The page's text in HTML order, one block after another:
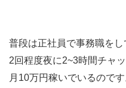
普段は正社員で事務職を
2回程度夜に2~3時間チャ
月10万円稼いでいるので